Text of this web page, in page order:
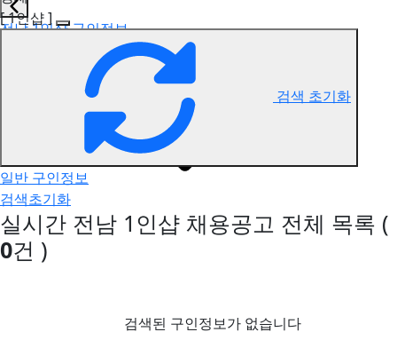
전남 1인샵 구인정보
[ 1인샵 ]
검색 초기화
일반 구인정보
검색초기화
실시간 전남 1인샵 채용공고 전체 목록 (
0건 )
검색된 구인정보가 없습니다